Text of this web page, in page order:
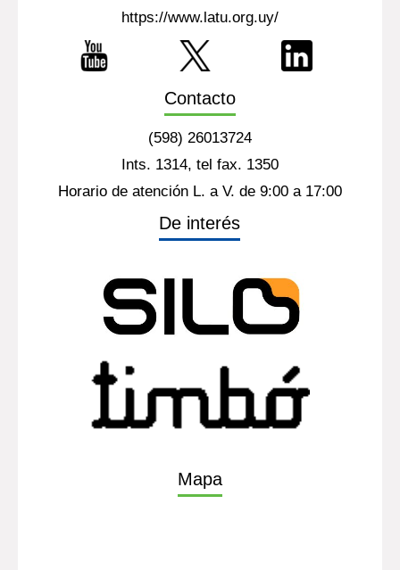
https://www.latu.org.uy/
Contacto
(598) 26013724
Ints. 1314, tel fax. 1350
Horario de atención L. a V. de 9:00 a 17:00
De interés
Mapa